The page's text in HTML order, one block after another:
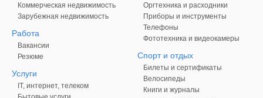
Коммерческая недвижимость
Зарубежная недвижимость
Работа
Вакансии
Резюме
Услуги
IT, интернет, телеком
Оргтехника и расходники
Приборы и инструменты
Телефоны
Фототехника и видеокамеры
Спорт и отдых
Билеты и сертификаты
Велосипеды
Книги и журналы